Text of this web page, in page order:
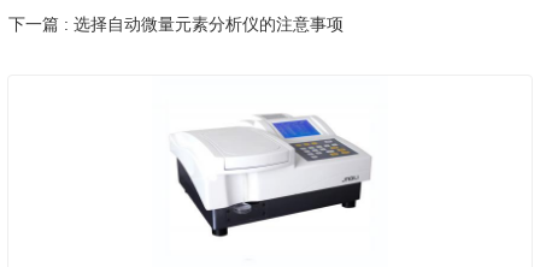
下一篇 : 选择自动微量元素分析仪的注意事项